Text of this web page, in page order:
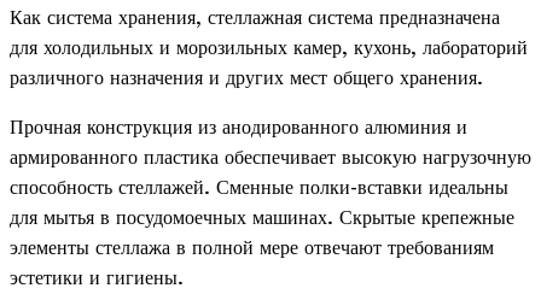
Шкафы сушильные
Морозильные шкафы
Универсальные шкафы
Холодильные шкафы
Столы холодильные
Морозильные столы
Универсальные столы
Холодильные столы
Оборудование для магазиностроения
Электромеханическое оборудование
Блендеры
Кофемолки
Машины мойки овощей и
картофелеочистители
Миксеры и тестомесы
Как система хранения, стеллажная система предназначена
для холодильных и морозильных камер, кухонь, лабораторий
различного назначения и других мест общего хранения.
Прочная конструкция из анодированного алюминия и
армированного пластика обеспечивает высокую нагрузочную
способность стеллажей. Сменные полки-вставки идеальны
для мытья в посудомоечных машинах. Скрытые крепежные
элементы стеллажа в полной мере отвечают требованиям
эстетики и гигиены.